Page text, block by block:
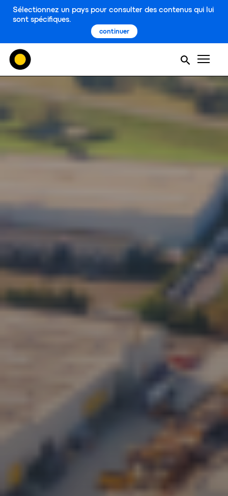
Sélectionnez un pays pour consulter des contenus qui lui
sont spécifiques.
continuer